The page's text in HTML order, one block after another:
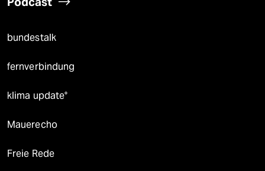
bundestalk
fernverbindung
klima update°
Mauerecho
Freie Rede